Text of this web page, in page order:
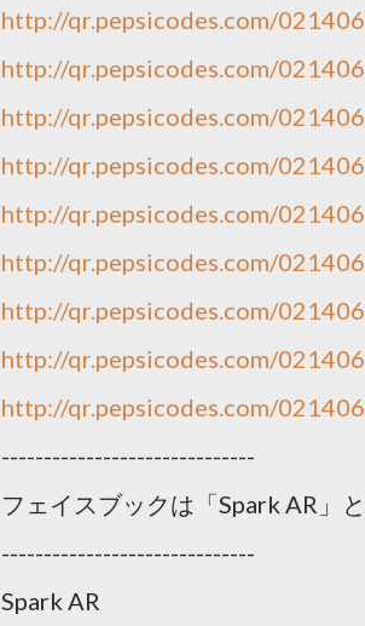
http://qr.pepsicodes.com/
http://qr.pepsicodes.com/
http://qr.pepsicodes.com/
http://qr.pepsicodes.com/
http://qr.pepsicodes.com/
http://qr.pepsicodes.com/
http://qr.pepsicodes.com/
http://qr.pepsicodes.com/
http://qr.pepsicodes.com/
------------------------------
フェイスブックは「Spark AR」
------------------------------
Spark AR